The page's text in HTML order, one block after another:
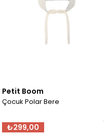
Petit Boom
Çocuk Polar Bere
₺299,00